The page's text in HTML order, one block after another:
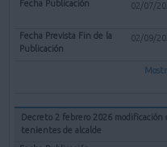
02/07/
02/09/
Decreto 2 febrero 2026
tenientes de alcalde